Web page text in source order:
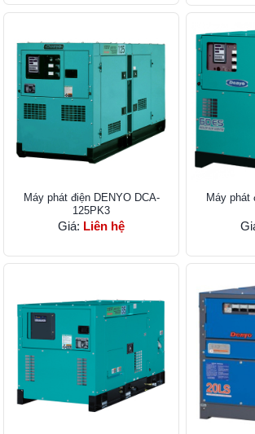
Máy phát điện DENYO DCA-
125PK3
Giá: Liên hệ
Máy phát